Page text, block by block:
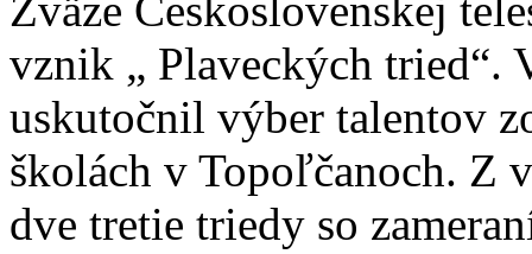
vznik „ Plaveckých tried“.
uskutočnil výber talentov
školách v Topoľčanoch. Z
dve tretie triedy so